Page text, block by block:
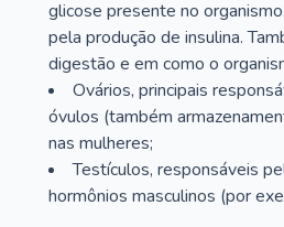
glicose presente no
pela produção de insulina.
digestão e em como o
Ovários, principais
óvulos (também
nas mulheres;
Testículos, responsáveis
hormônios masculinos (por